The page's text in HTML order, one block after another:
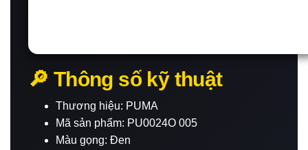
🔎 Thông số kỹ thuật
Thương hiệu: PUMA
Mã sản phẩm: PU0024O 005
Màu gọng: Đen